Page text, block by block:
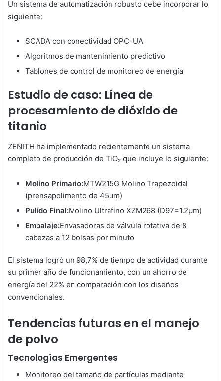
Un sistema de automatización robusto debe incorporar lo
siguiente:
SCADA con conectividad OPC-UA
Algoritmos de mantenimiento predictivo
Tablones de control de monitoreo de energía
Estudio de caso: Línea de
procesamiento de dióxido de
titanio
ZENITH ha implementado recientemente un sistema
completo de producción de TiO₂ que incluye lo siguiente:
Molino Primario:MTW215G Molino Trapezoidal
(prensapolimento de 45μm)
Pulido Final:Molino Ultrafino XZM268 (D97=1.2μm)
Embalaje:Envasadoras de válvula rotativa de 8
cabezas a 12 bolsas por minuto
El sistema logró un 98,7% de tiempo de actividad durante
su primer año de funcionamiento, con un ahorro de
energía del 22% en comparación con los diseños
convencionales.
Tendencias futuras en el manejo
de polvo
Tecnologías Emergentes
Monitoreo del tamaño de partículas mediante